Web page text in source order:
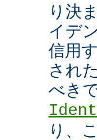
り決
イデ
信用
され
べき
り、